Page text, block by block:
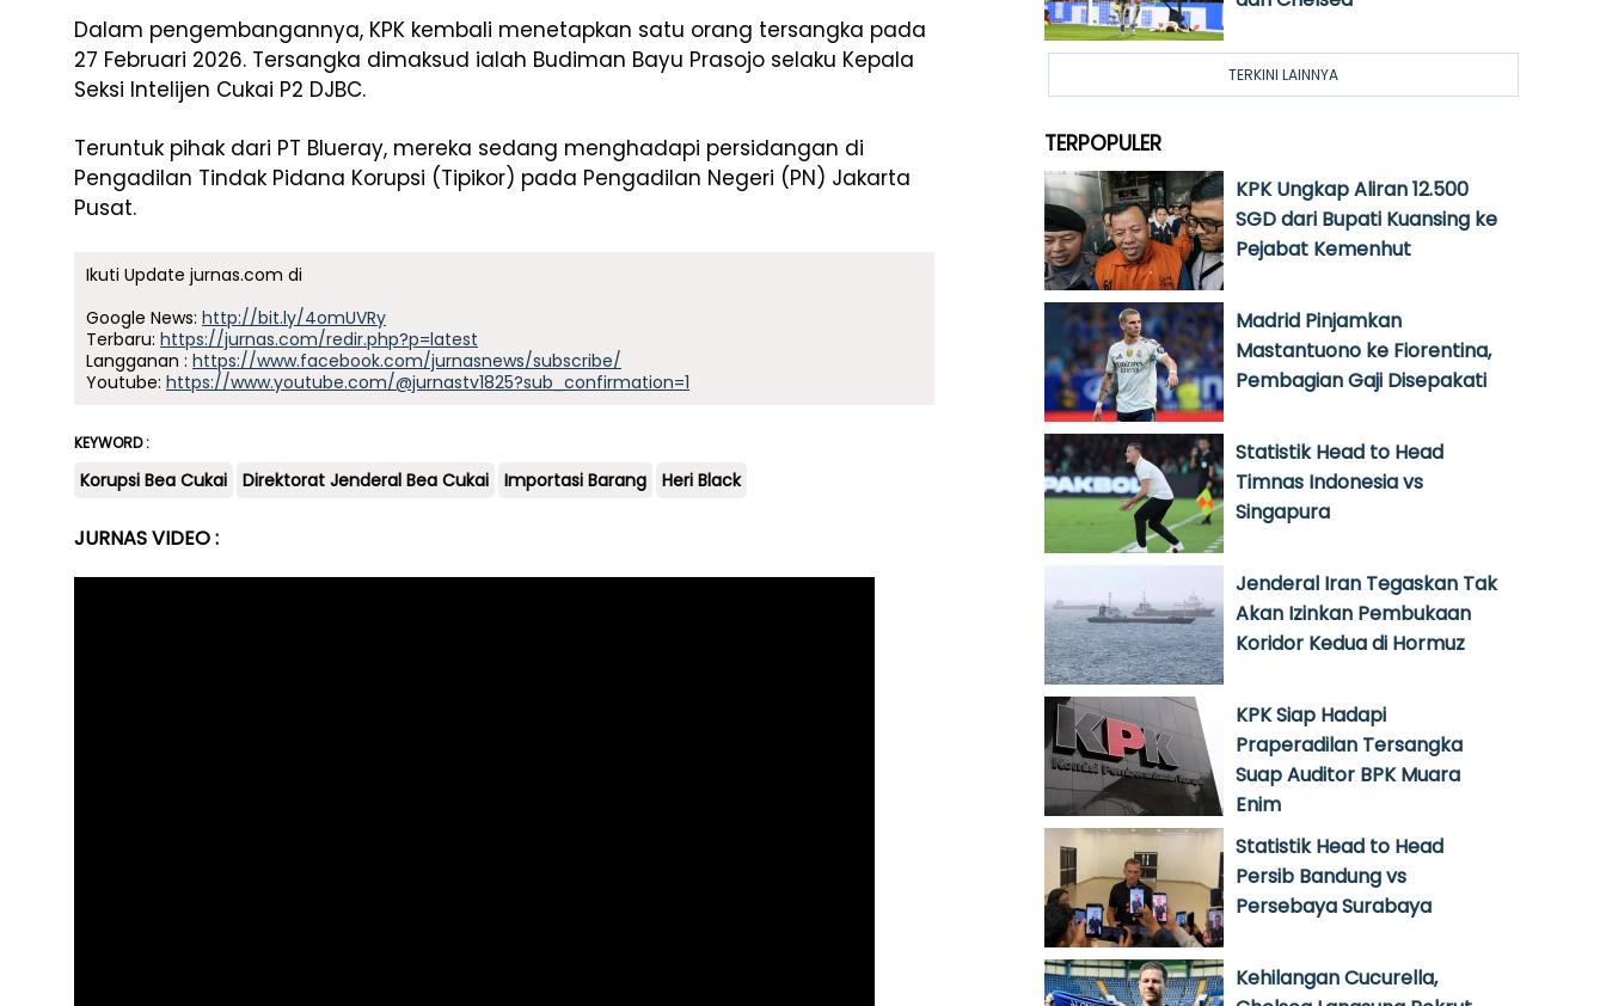
Dalam pengembangannya, KPK kembali menetapkan satu orang tersangka pada
27 Februari 2026. Tersangka dimaksud ialah Budiman Bayu Prasojo selaku Kepala
Seksi Intelijen Cukai P2 DJBC.
Teruntuk pihak dari PT Blueray, mereka sedang menghadapi persidangan di
Pengadilan Tindak Pidana Korupsi (Tipikor) pada Pengadilan Negeri (PN) Jakarta
Pusat.
Ikuti Update jurnas.com di
Google News: http://bit.ly/4omUVRy
Terbaru: https://jurnas.com/redir.php?p=latest
Langganan : https://www.facebook.com/jurnasnews/subscribe/
Youtube: https://www.youtube.com/@jurnastv1825?sub_confirmation=1
KEYWORD :
Korupsi Bea Cukai Direktorat Jenderal Bea Cukai Importasi Barang Heri Black
JURNAS VIDEO :
TERKINI LAINNYA
TERPOPULER
KPK Ungkap Aliran 12.500
SGD dari Bupati Kuansing ke
Pejabat Kemenhut
Madrid Pinjamkan
Mastantuono ke Fiorentina,
Pembagian Gaji Disepakati
Statistik Head to Head
Timnas Indonesia vs
Singapura
Jenderal Iran Tegaskan Tak
Akan Izinkan Pembukaan
Koridor Kedua di Hormuz
KPK Siap Hadapi
Praperadilan Tersangka
Suap Auditor BPK Muara
Enim
Statistik Head to Head
Persib Bandung vs
Persebaya Surabaya
Kehilangan Cucurella,